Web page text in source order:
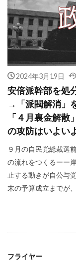
2024年3月19日
安倍派幹部を処
→「派閥解消」
「４月裏金解
の攻防はいよい
９月の自民党総裁選
の流れをつくるーー
止する動きが自公与
末の予算成立までが
フライヤー